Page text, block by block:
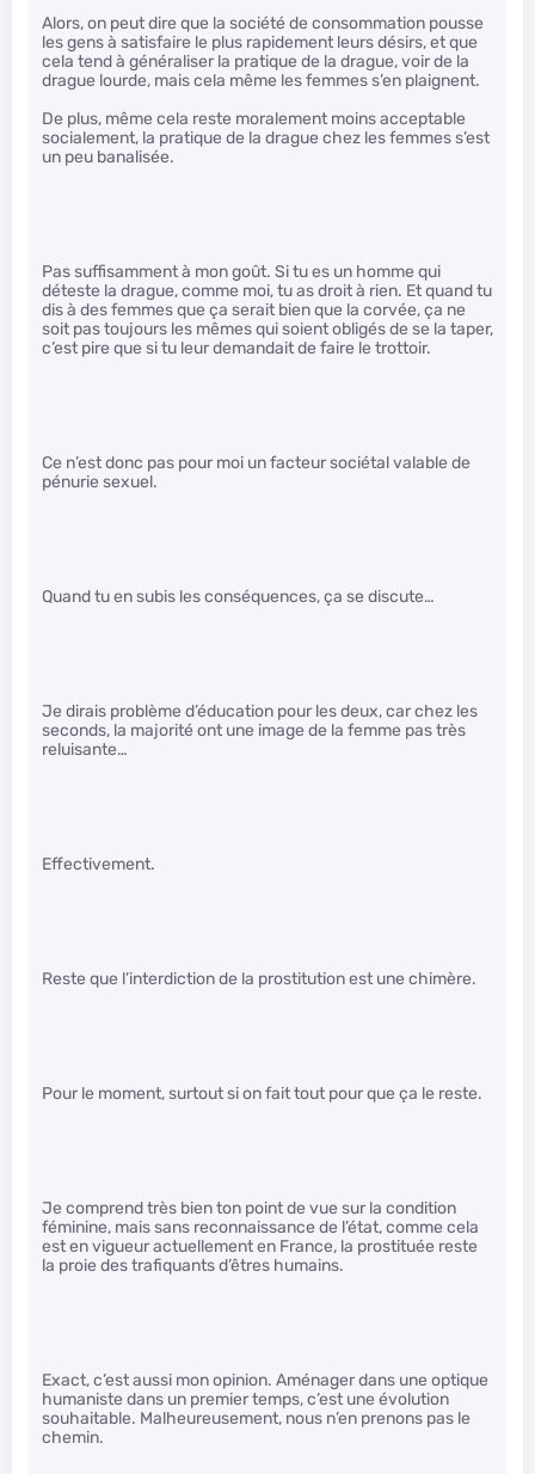
Alors, on peut dire que la société de consommation pousse
les gens à satisfaire le plus rapidement leurs désirs, et que
cela tend à généraliser la pratique de la drague, voir de la
drague lourde, mais cela même les femmes s’en plaignent.
De plus, même cela reste moralement moins acceptable
socialement, la pratique de la drague chez les femmes s’est
un peu banalisée.
Pas suffisamment à mon goût. Si tu es un homme qui
déteste la drague, comme moi, tu as droit à rien. Et quand tu
dis à des femmes que ça serait bien que la corvée, ça ne
soit pas toujours les mêmes qui soient obligés de se la taper,
c’est pire que si tu leur demandait de faire le trottoir.
Ce n’est donc pas pour moi un facteur sociétal valable de
pénurie sexuel.
Quand tu en subis les conséquences, ça se discute…
Je dirais problème d’éducation pour les deux, car chez les
seconds, la majorité ont une image de la femme pas très
reluisante…
Effectivement.
Reste que l’interdiction de la prostitution est une chimère.
Pour le moment, surtout si on fait tout pour que ça le reste.
Je comprend très bien ton point de vue sur la condition
féminine, mais sans reconnaissance de l’état, comme cela
est en vigueur actuellement en France, la prostituée reste
la proie des trafiquants d’êtres humains.
Exact, c’est aussi mon opinion. Aménager dans une optique
humaniste dans un premier temps, c’est une évolution
souhaitable. Malheureusement, nous n’en prenons pas le
chemin.